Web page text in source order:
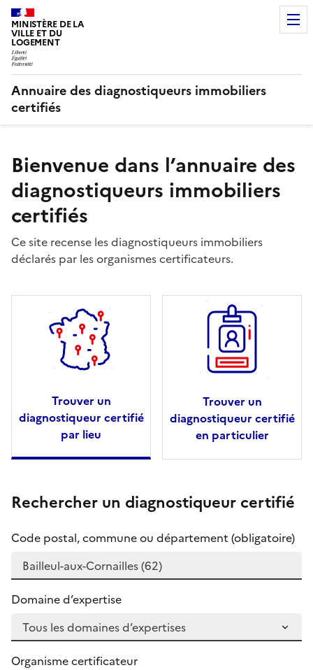
MINISTÈRE DE LA
VILLE ET DU
LOGEMENT
Annuaire des diagnostiqueurs immobiliers
certifiés
Bienvenue dans l’annuaire des
diagnostiqueurs immobiliers
certifiés
Ce site recense les diagnostiqueurs immobiliers
déclarés par les organismes certificateurs.
Trouver un
diagnostiqueur certifié
par lieu
Trouver un
diagnostiqueur certifié
en particulier
Rechercher un diagnostiqueur certifié
Code postal, commune ou département (obligatoire)
Domaine d’expertise
Organisme certificateur